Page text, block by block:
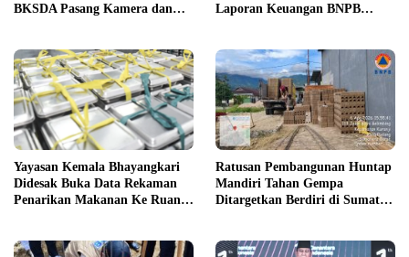
BKSDA Pasang Kamera dan
Laporan Keuangan BNPB
Yayasan Kemala Bhayangkari
Didesak Buka Data Rekaman
Penarikan Makanan Ke Ruang
Ratusan Pembangunan Huntap
Mandiri Tahan Gempa
Ditargetkan Berdiri di Sumatra